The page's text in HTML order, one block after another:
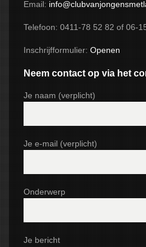
2026
CONTACT
Email:
Telefoon: 0411-78 52 82 of 06-
Inschrijfformulier: Openen
Neem contact op via het
Je naam (verplicht)
Je e-mail (verplicht)
Onderwerp
Je bericht